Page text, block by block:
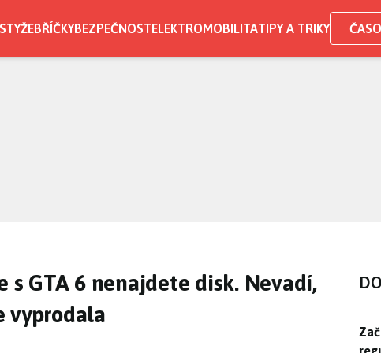
ŽEBŘÍČKYBEZPEČNOSTELEKTROMOBILITATIPY A TRIKY
s GTA 6 nenajdete disk. Nevadí,
vyprodala